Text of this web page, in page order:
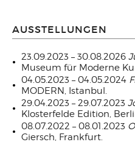
AUSSTELLUNGEN
23.09.2023 – 30.08.2026
Museum für Moderne
04.05.2023 – 04.05.2024
MODERN, Istanbul.
29.04.2023 – 29.07.2023
Klosterfelde Edition,
08.07.2022 – 08.01.2023
Giersch, Frankfurt.